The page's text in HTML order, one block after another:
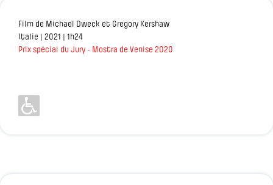
Film de Michael Dweck et Gregory Kershaw
Italie | 2021 | 1h24
Prix spécial du Jury - Mostra de Venise 2020